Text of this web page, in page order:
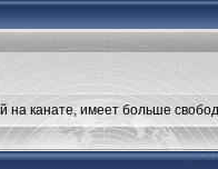
на канате, имеет больше